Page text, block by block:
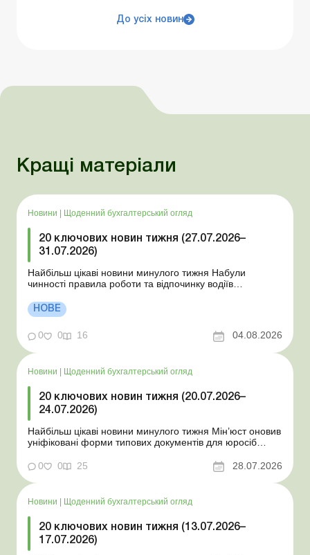
До усіх новин
Кращі матеріали
Новини Щоденний бухгалтерський огляд
20 ключових новин тижня (27.07.2026–
31.07.2026)
Найбільш цікаві новини минулого тижня Набули
чинності правила роботи та відпочинку водіїв
стан Для сільгосппідприємств і ФОП запроваджено нові
одноразові статистичні форми З 2 серпня змінюється
порядок зарахування окремих періодів роботи до стр...
НОВЕ
0 0 16 04.08.2026
Новини | Щоденний бухгалтерський огляд
20 ключових новин тижня (20.07.2026–
24.07.2026)
Найбільш цікаві новини минулого тижня Мін’юст оновив
уніфіковані форми типових документів для юросіб
координаційного центру з організації бронювання У
працівника виявлено статус «у розшуку»: що потрібно
0 0 25 28.07.2026
Новини Щоденний бухгалтерський огляд
20 ключових новин тижня (13.07.2026–
17.07.2026)